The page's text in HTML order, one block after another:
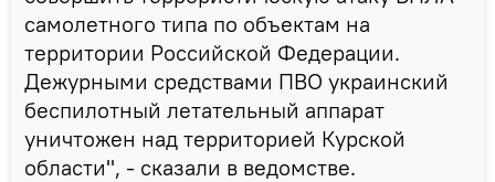
самолетного типа по объектам на
территории Российской Федерации.
Дежурными средствами ПВО украинский
беспилотный летательный аппарат
уничтожен над территорией Курской
области", - сказали в ведомстве.